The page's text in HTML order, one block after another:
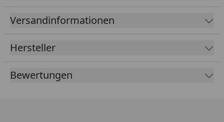
für höchste Fertigungsqualität – perfekt für
Werkstattprofis und anspruchsvolle Motorradfahrer,
Antriebskette setzen.
Versandinformationen
Hersteller
Bewertungen